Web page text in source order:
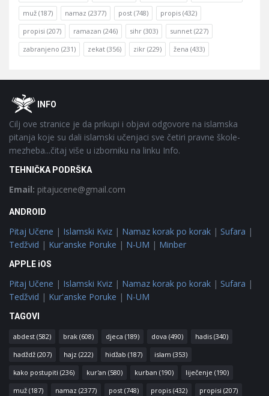
muž (187) namaz (2377) post (748) propis (432)
propisi (207) ramazan (246) sihr (303) sunnet (227)
zabranjeno (231) zekat (356) zikr (229) žena (433)
FooterOINFO
Cilj ove stranice je da prikupi i objavi odgovore na islamska
pitanja koje su dali islamski učenjaci sve četiri pravne škole-
mezheba...čitaj više u izborniku na linku Info.
TEHNIČKA PODRŠKA
Email: pitajucene@gmail.com
ANDROID
Pitaj Učene | Islamski Kviz | Namaz korak po korak | Sufara |
Tedžvid | Kur'anske Poruke | N-UM | Minber
APPLE iOS
Pitaj Učene | Islamski Kviz | Namaz korak po korak | Sufara |
Tedžvid | Kur'anske Poruke | N-UM
TAGOVI
abdest (582) brak (608) djeca (189) dova (490) hadis (340)
hadždž (207) hajz (222) hidžab (187) islam (353)
kako postupiti (236) kur'an (580) kurban (190) liječenje (190)
muž (187) namaz (2377) post (748) propis (432) propisi (207)